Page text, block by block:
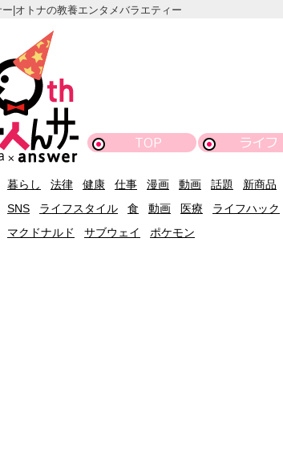
|オトナの教養エンタメバラエティー
TOP ライフ
暮らし 法律 健康 仕事 漫画 動画 話題 新商品
SNS
ライフスタイル 食 動画 医療 ライフハック
マクドナルド
サブウェイ ポケモン